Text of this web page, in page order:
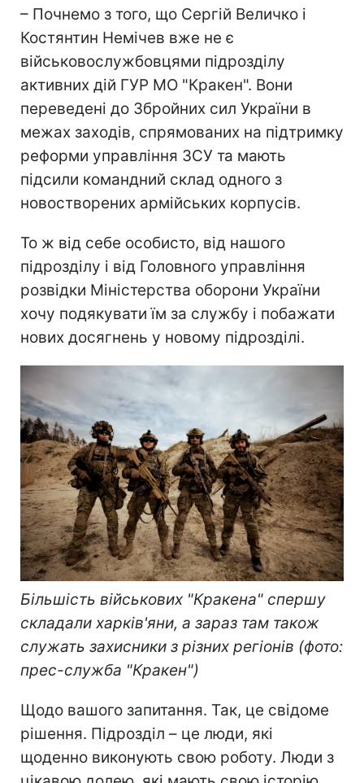
– Почнемо з того, що Сергій Величко і
Костянтин Немічев вже не є
військовослужбовцями підрозділу
активних дій ГУР МО "Кракен". Вони
переведені до Збройних сил України в
межах заходів, спрямованих на підтримку
реформи управління ЗСУ та мають
підсили командний склад одного з
новостворених армійських корпусів.
То ж від себе особисто, від нашого
підрозділу і від Головного управління
розвідки Міністерства оборони України
хочу подякувати їм за службу і побажати
нових досягнень у новому підрозділі.
Більшість військових "Кракена" спершу
складали харків'яни, а зараз там також
служать захисники з різних регіонів (фото:
прес-служба "Кракен")
Щодо вашого запитання. Так, це свідоме
рішення. Підрозділ – це люди, які
щоденно виконують свою роботу. Люди з